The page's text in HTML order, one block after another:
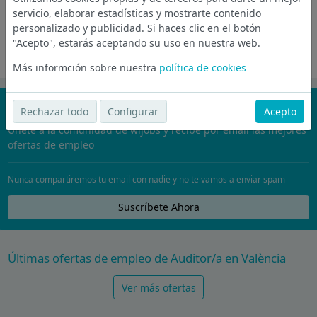
vacantes: 1 Descripción de la...
Ver más
¡No te pierdas nada!
Únete a la comunidad de wijobs y recibe por email las mejores
ofertas de empleo
Nunca compartiremos tu email con nadie y no te vamos a enviar spam
Suscríbete Ahora
Últimas ofertas de empleo de Auditor/a en València
Ver más ofertas
servicio, elaborar estadísticas y mostrarte contenido
personalizado y publicidad. Si haces clic en el botón
"Acepto", estarás aceptando su uso en nuestra web.
Más informción sobre nuestra política de cookies
Rechazar todo Configurar Acepto